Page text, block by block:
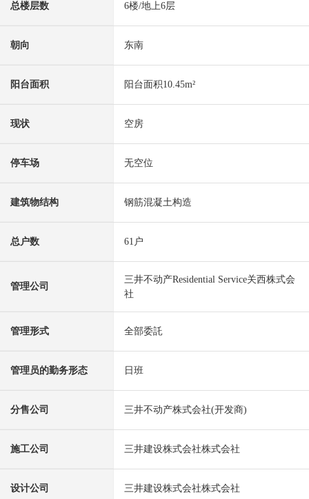
总楼层数 6楼/地上6层
朝向 东南
阳台面积 阳台面积10.45m²
现状 空房
停车场 无空位
建筑物结构 钢筋混凝土构造
总户数 61户
管理公司
三井不动产Residential Service关西株式会
社
管理形式 全部委託
管理员的勤务形态 日班
分售公司 三井不动产株式会社(开发商)
施工公司 三井建设株式会社株式会社
设计公司 三井建设株式会社株式会社